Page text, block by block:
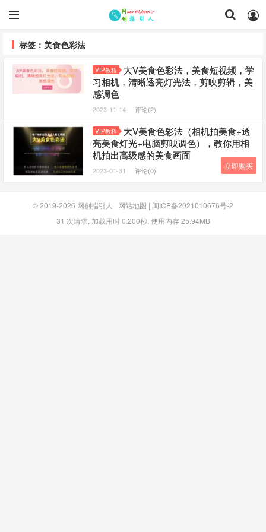
标签：美食色彩法
VIP教程
大V美食色彩法，美食短视频，学
习相机，清晰透亮灯光法，剪映剪辑，美
感调色
2023-11-14 评论(2)
VIP教程
大V美食色彩法（相机拍美食+透
亮美食灯光+电脑剪映调色），教你用相
机拍出高级感的美食画面
2023-01-31 评论(0)
立即购买
© 2019-2026 网创指引人 网站地图 | 闽ICP备2021010676号-2
31 次请求, 加载用时 0.200秒, 使用内存 25.94MB